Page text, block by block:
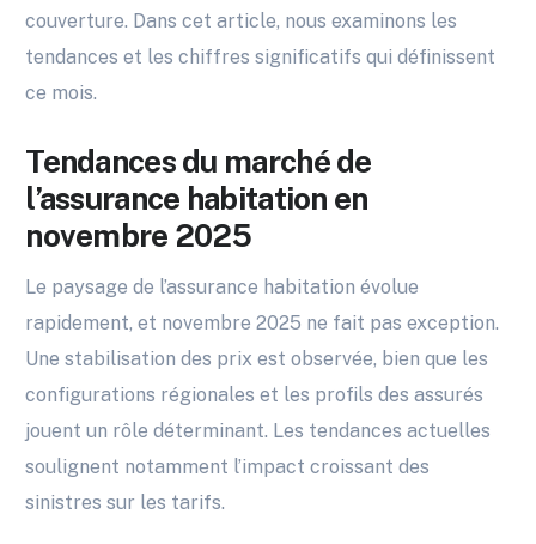
couverture. Dans cet article, nous examinons les
tendances et les chiffres significatifs qui définissent
ce mois.
Tendances du marché de
l’assurance habitation en
novembre 2025
Le paysage de l’assurance habitation évolue
rapidement, et novembre 2025 ne fait pas exception.
Une stabilisation des prix est observée, bien que les
configurations régionales et les profils des assurés
jouent un rôle déterminant. Les tendances actuelles
soulignent notamment l’impact croissant des
sinistres sur les tarifs.